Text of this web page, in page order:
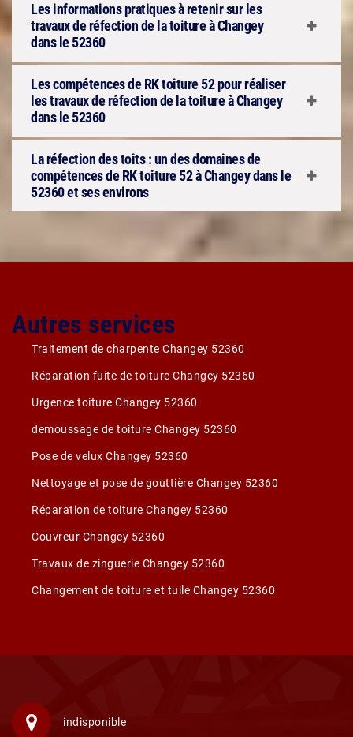
Les informations pratiques à retenir sur les
travaux de réfection de la toiture à Changey
dans le 52360
Les compétences de RK toiture 52 pour réaliser
les travaux de réfection de la toiture à Changey
dans le 52360
La réfection des toits : un des domaines de
compétences de RK toiture 52 à Changey dans le
52360 et ses environs
Autres services
Traitement de charpente Changey 52360
Réparation fuite de toiture Changey 52360
Urgence toiture Changey 52360
demoussage de toiture Changey 52360
Pose de velux Changey 52360
Nettoyage et pose de gouttière Changey 52360
Réparation de toiture Changey 52360
Couvreur Changey 52360
Travaux de zinguerie Changey 52360
Changement de toiture et tuile Changey 52360
indisponible